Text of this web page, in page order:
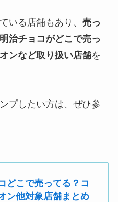
いる店舗もあり、 売っ
治チョコがどこで売っ
ンなど取り扱い店舗を
プしたい方は、ぜひ参
どこで売ってる？コ
ン他対象店舗まとめ